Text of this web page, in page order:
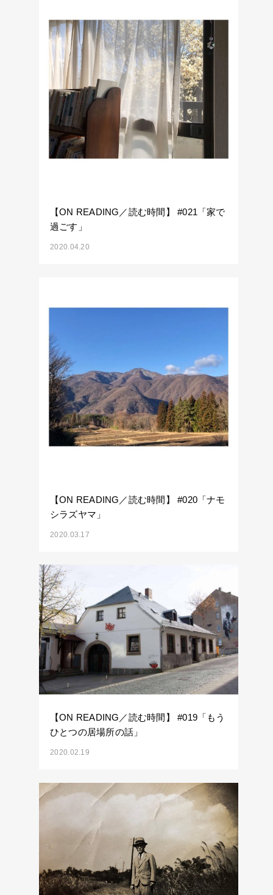
【ON READING／読む時間】 #021「家で
過ごす」
2020.04.20
【ON READING／読む時間】 #020「ナモ
シラズヤマ」
2020.03.17
【ON READING／読む時間】 #019「もう
ひとつの居場所の話」
2020.02.19